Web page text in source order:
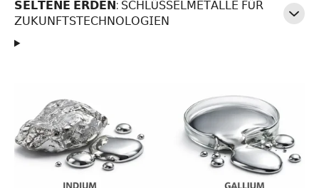
𝗦𝗘𝗟𝗧𝗘𝗡𝗘 𝗘𝗥𝗗𝗘𝗡: 𝖲𝖢𝖧𝖫Ü𝖲𝖲𝖤𝖫𝖬𝖤𝖳𝖠𝖫𝖫𝖤 𝖥Ü𝖱
𝖹𝖴𝖪𝖴𝖭𝖥𝖳𝖲𝖳𝖤𝖢𝖧𝖭𝖮𝖫𝖮𝖦𝖨𝖤𝖭